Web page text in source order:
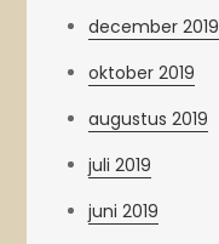
december 2019
oktober 2019
augustus 2019
juli 2019
juni 2019